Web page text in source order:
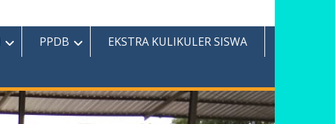
PPDB
EKSTRA KULIKULER SISWA